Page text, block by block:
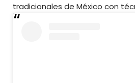
tradicionales de México con